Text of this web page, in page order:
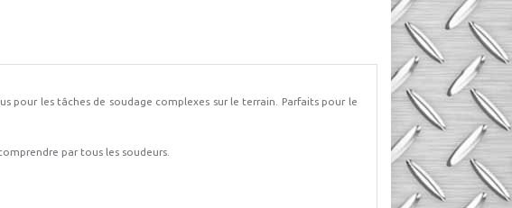
pour les tâches de soudage complexes sur le terrain. Parfaits pour le
par tous les soudeurs.